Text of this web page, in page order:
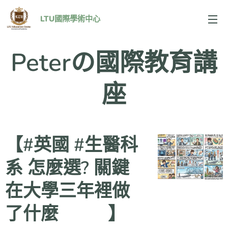
LTU國際學術中心
Peterの國際教育講
座
【#英國 #生醫科
系 怎麼選? 關鍵
在大學三年裡做
了什麼 🧬⚙️】